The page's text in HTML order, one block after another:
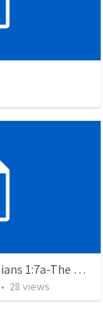
Ephesians Series: Ephesians 1:7a-The Reason Why the Church Age Believer is Experiencing Redemption
• 28 views